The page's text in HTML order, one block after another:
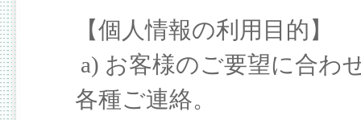
【個人情報の利用目的】
a) お客様のご要望に合わ
各種ご連絡。